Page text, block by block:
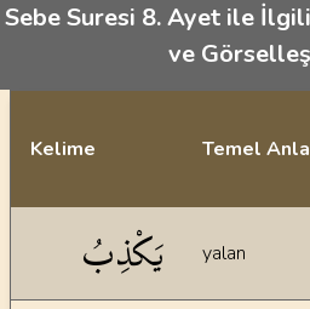
Sebe Suresi 8. Ayet ile
ve
Kelime Temel
يَكْذِبُ yalan